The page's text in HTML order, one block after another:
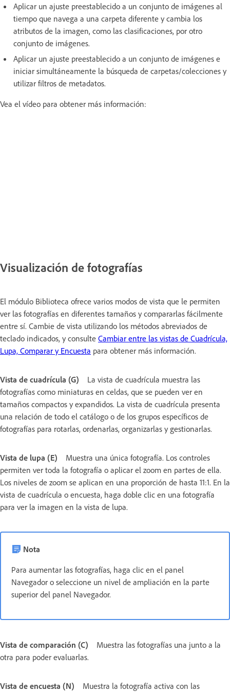
Aplicar un ajuste preestablecido a un conjunto de imágenes al
tiempo que navega a una carpeta diferente y cambia los
atributos de la imagen, como las clasificaciones, por otro
conjunto de imágenes.
Aplicar un ajuste preestablecido a un conjunto de imágenes e
iniciar simultáneamente la búsqueda de carpetas/colecciones y
utilizar filtros de metadatos.
Vea el vídeo para obtener más información:
Visualización de fotografías
El módulo Biblioteca ofrece varios modos de vista que le permiten
ver las fotografías en diferentes tamaños y compararlas fácilmente
entre sí. Cambie de vista utilizando los métodos abreviados de
teclado indicados, y consulte Cambiar entre las vistas de Cuadrícula,
Lupa, Comparar y Encuesta para obtener más información.
Vista de cuadrícula (G)
La vista de cuadrícula muestra las
fotografías como miniaturas en celdas, que se pueden ver en
tamaños compactos y expandidos. La vista de cuadrícula presenta
una relación de todo el catálogo o de los grupos específicos de
fotografías para rotarlas, ordenarlas, organizarlas y gestionarlas.
Vista de lupa (E)
Muestra una única fotografía. Los controles
permiten ver toda la fotografía o aplicar el zoom en partes de ella.
Los niveles de zoom se aplican en una proporción de hasta 11:1. En la
vista de cuadrícula o encuesta, haga doble clic en una fotografía
para ver la imagen en la vista de lupa.
Nota
Para aumentar las fotografías, haga clic en el panel
Navegador o seleccione un nivel de ampliación en la parte
superior del panel Navegador.
Vista de comparación (C)
Muestra las fotografías una junto a la
otra para poder evaluarlas.
Vista de encuesta (N)
Muestra la fotografía activa con las